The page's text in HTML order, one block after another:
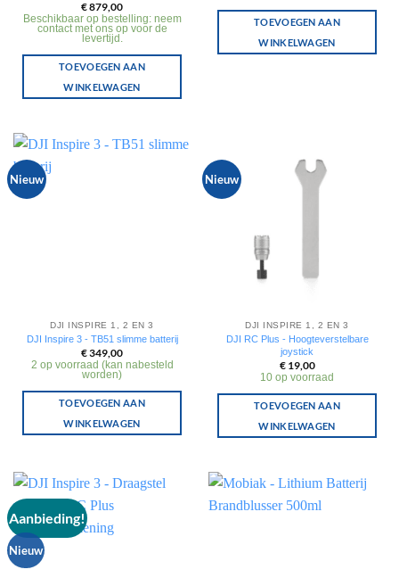
€879,00
Beschikbaar op bestelling: neem
contact met ons op voor de
levertijd.
TOEVOEGEN AAN
WINKELWAGEN
TOEVOEGEN AAN
WINKELWAGEN
Nieuw
DJI INSPIRE 1, 2 EN 3
DJI Inspire 3 - TB51 slimme batterij
€349,00
2 op voorraad (kan nabesteld
worden)
TOEVOEGEN AAN
WINKELWAGEN
Nieuw
DJI INSPIRE 1, 2 EN 3
DJI RC Plus - Hoogteverstelbare
joystick
€19,00
10 op voorraad
TOEVOEGEN AAN
WINKELWAGEN
Aanbieding!
Nieuw